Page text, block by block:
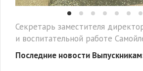
Секретарь заместителя
и воспитательной работе
Последние новости